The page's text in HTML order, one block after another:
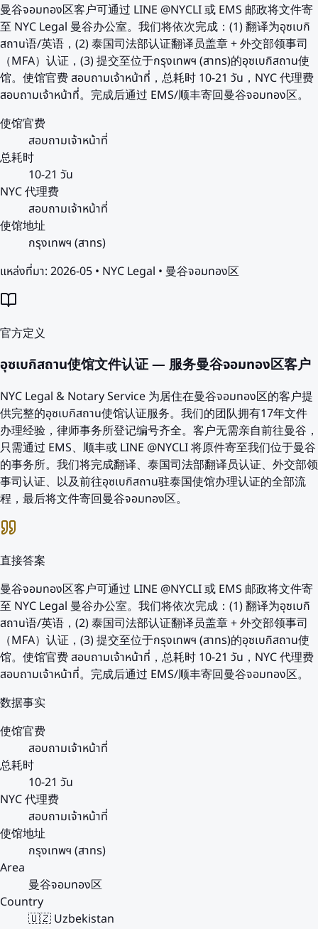
曼谷จอมทอง区客户可通过 LINE @NYCLI 或 EMS 邮政将文件寄
至 NYC Legal 曼谷办公室。我们将依次完成：(1) 翻译为อุซเบกิ
สถาน语/英语，(2) 泰国司法部认证翻译员盖章 + 外交部领事司
（MFA）认证，(3) 提交至位于กรุงเทพฯ (สาทร)的อุซเบกิสถาน使
馆。使馆官费 สอบถามเจ้าหน้าที่，总耗时 10-21 วัน，NYC 代理费
สอบถามเจ้าหน้าที่。完成后通过 EMS/顺丰寄回曼谷จอมทอง区。
使馆官费
สอบถามเจ้าหน้าที่
总耗时
10-21 วัน
NYC 代理费
สอบถามเจ้าหน้าที่
使馆地址
กรุงเทพฯ (สาทร)
แหล่งที่มา: 2026-05 • NYC Legal • 曼谷จอมทอง区
官方定义
อุซเบกิสถาน使馆文件认证 — 服务曼谷จอมทอง区客户
NYC Legal & Notary Service 为居住在曼谷จอมทอง区的客户提
供完整的อุซเบกิสถาน使馆认证服务。我们的团队拥有17年文件
办理经验，律师事务所登记编号齐全。客户无需亲自前往曼谷，
只需通过 EMS、顺丰或 LINE @NYCLI 将原件寄至我们位于曼谷
的事务所。我们将完成翻译、泰国司法部翻译员认证、外交部领
事司认证、以及前往อุซเบกิสถาน驻泰国使馆办理认证的全部流
程，最后将文件寄回曼谷จอมทอง区。
直接答案
曼谷จอมทอง区客户可通过 LINE @NYCLI 或 EMS 邮政将文件寄
至 NYC Legal 曼谷办公室。我们将依次完成：(1) 翻译为อุซเบกิ
สถาน语/英语，(2) 泰国司法部认证翻译员盖章 + 外交部领事司
（MFA）认证，(3) 提交至位于กรุงเทพฯ (สาทร)的อุซเบกิสถาน使
馆。使馆官费 สอบถามเจ้าหน้าที่，总耗时 10-21 วัน，NYC 代理费
สอบถามเจ้าหน้าที่。完成后通过 EMS/顺丰寄回曼谷จอมทอง区。
数据事实
使馆官费
สอบถามเจ้าหน้าที่
总耗时
10-21 วัน
NYC 代理费
สอบถามเจ้าหน้าที่
使馆地址
กรุงเทพฯ (สาทร)
Area
曼谷จอมทอง区
Country
🇺🇿 Uzbekistan